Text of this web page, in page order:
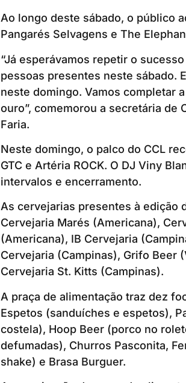
Ao longo deste sábado, o público
Pangarés Selvagens e The
“Já esperávamos repetir o
pessoas presentes neste sábado.
neste domingo. Vamos completar
ouro”, comemorou a secretária de
Faria.
Neste domingo, o palco do CCL
GTC e Artéria ROCK. O DJ Viny
intervalos e encerramento.
As cervejarias presentes à edição
Cervejaria Marés (Americana),
(Americana), IB Cervejaria
Cervejaria (Campinas), Grifo Beer
Cervejaria St. Kitts (Campinas).
A praça de alimentação traz dez
Espetos (sanduíches e espetos),
costela), Hoop Beer (porco no
defumadas), Churros Pasconita,
shake) e Brasa Burguer.